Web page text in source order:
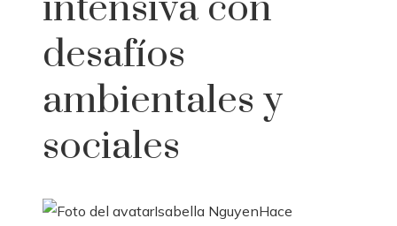
desafíos
ambientales y
sociales
Isabella NguyenHace